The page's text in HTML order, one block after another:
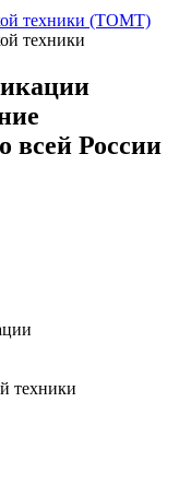
техники (ТОМТ)
техники
всей России
техники